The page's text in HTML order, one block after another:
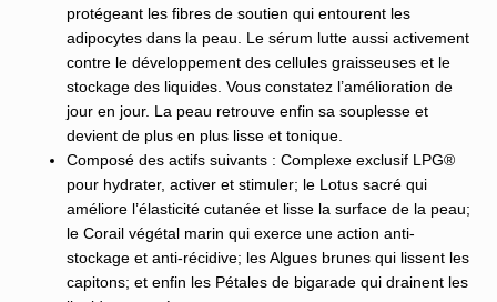
protégeant les fibres de soutien qui entourent les
adipocytes dans la peau. Le sérum lutte aussi activement
contre le développement des cellules graisseuses et le
stockage des liquides. Vous constatez l’amélioration de
jour en jour. La peau retrouve enfin sa souplesse et
devient de plus en plus lisse et tonique.
Composé des actifs suivants : Complexe exclusif LPG®
pour hydrater, activer et stimuler; le Lotus sacré qui
améliore l’élasticité cutanée et lisse la surface de la peau;
le Corail végétal marin qui exerce une action anti-
stockage et anti-récidive; les Algues brunes qui lissent les
capitons; et enfin les Pétales de bigarade qui drainent les